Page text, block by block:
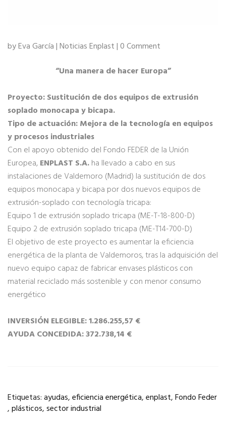
by Eva García |Noticias Enplast| 0 Comment
“Una manera de hacer Europa”
Proyecto: Sustitución de dos equipos de extrusión
soplado monocapa y bicapa.
Tipo de actuación: Mejora de la tecnología en equipos
y procesos industriales
Con el apoyo obtenido del Fondo FEDER de la Unión
Europea,ENPLAST S.A.ha llevado a cabo en sus
instalaciones de Valdemoro (Madrid) la sustitución de dos
equipos monocapa y bicapa por dos nuevos equipos de
extrusión-soplado con tecnología tricapa:
Equipo 1 de extrusión soplado tricapa (ME-T-18-800-D)
Equipo 2 de extrusión soplado tricapa (ME-T14-700-D)
El objetivo de este proyecto es aumentar la eficiencia
energética de la planta de Valdemoros, tras la adquisición del
nuevo equipo capaz de fabricar envases plásticos con
material reciclado más sostenible y con menor consumo
energético
INVERSIÓN ELEGIBLE: 1.286.255,57 €
AYUDA CONCEDIDA: 372.738,14 €
Etiquetas:ayudas,eficiencia energética,enplast,Fondo Feder
,plásticos,sector industrial